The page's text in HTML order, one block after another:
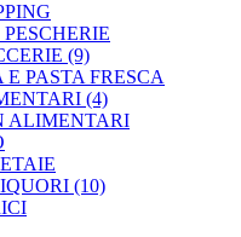
(9)
PASTA FRESCA
(4)
ALIMENTARI
(10)